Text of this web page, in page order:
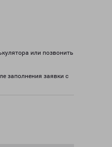
или позвонить
заполнения заявки с